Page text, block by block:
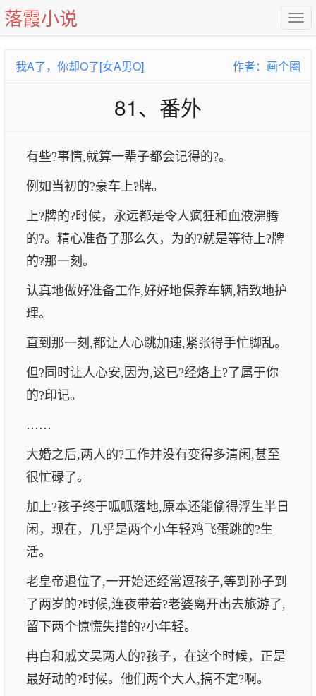
落霞小说
我A了，你却O了[女A男O] 作者：画个圈
81、番外
有些?事情,就算一辈子都会记得的?。
例如当初的?豪车上?牌。
上?牌的?时候，永远都是令人疯狂和血液沸腾
的?。精心准备了那么久，为的?就是等待上?牌
的?那一刻。
认真地做好准备工作,好好地保养车辆,精致地护
理。
直到那一刻,都让人心跳加速,紧张得手忙脚乱。
但?同时让人心安,因为,这已?经烙上?了属于你
的?印记。
……
大婚之后,两人的?工作并没有变得多清闲,甚至
很忙碌了。
加上?孩子终于呱呱落地,原本还能偷得浮生半日
闲，现在，几乎是两个小年轻鸡飞蛋跳的?生
活。
老皇帝退位了,一开始还经常逗孩子,等到孙子到
了两岁的?时候,连夜带着?老婆离开出去旅游了,
留下两个惊慌失措的?小年轻。
冉白和戚文昊两人的?孩子，在这个时候，正是
最好动的?时候。他们两个大人,搞不定?啊。